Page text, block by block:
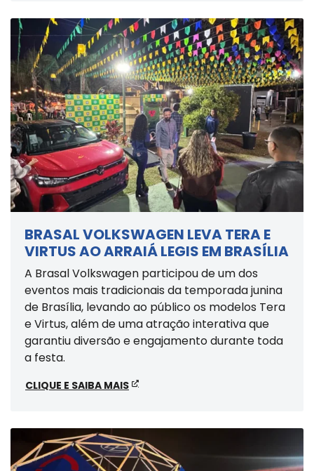
BRASAL VOLKSWAGEN LEVA TERA E
VIRTUS AO ARRAIÁ LEGIS EM BRASÍLIA
A Brasal Volkswagen participou de um dos
eventos mais tradicionais da temporada junina
de Brasília, levando ao público os modelos Tera
e Virtus, além de uma atração interativa que
garantiu diversão e engajamento durante toda
a festa.
CLIQUE E SAIBA MAIS